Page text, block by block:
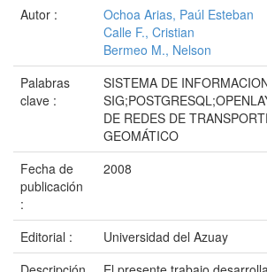
Autor :
Ochoa Arias, Paúl Esteban
Calle F., Cristian
Bermeo M., Nelson
Palabras
clave :
SISTEMA DE
DE REDES DE
GEOMÁTICO
Fecha de
publicación
:
2008
Editorial :
Universidad del Azuay